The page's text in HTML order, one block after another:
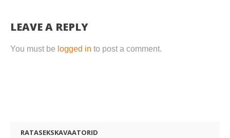
LEAVE A REPLY
You must be logged in to post a comment.
RATASEKSKAVAATORID